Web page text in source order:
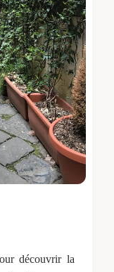
découvrir la